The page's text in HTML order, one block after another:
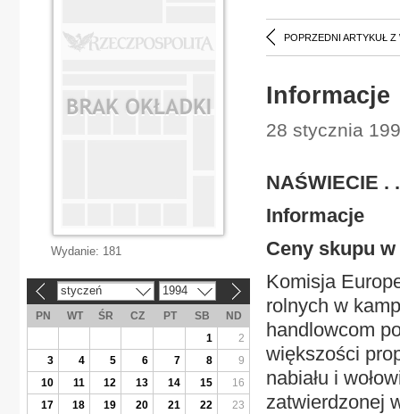
POPRZEDNI ARTYKUŁ Z
Informacje
28 stycznia
NAŚWIECIE .
Informacje
Ceny skupu
Komisja
rolnych w
handlowcom
większości
nabiału i
zatwierdzonej
Wydanie: 181
styczeń 1994
PN WT ŚR CZ PT SB
ND
1
2
3
4 5 6 7 8
9
10
11 12 13 14 15
16
17
18 19 20 21 22
23